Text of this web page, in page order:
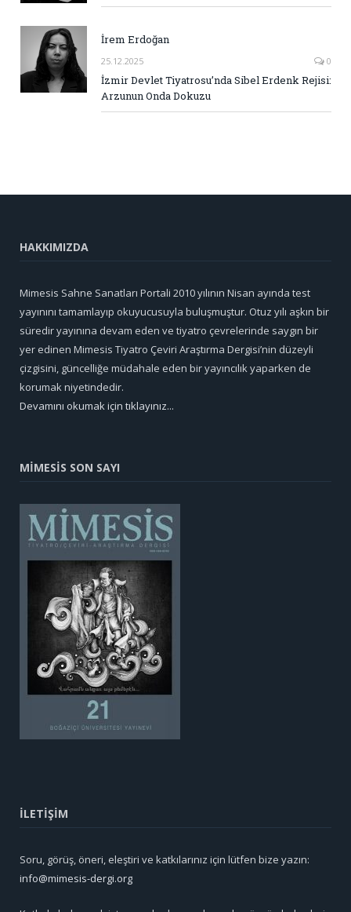
İrem Erdoğan
25.12.2025 0
İzmir Devlet Tiyatrosu’nda Sibel Erdenk Rejisi:
Arzunun Onda Dokuzu
HAKKIMIZDA
Mimesis Sahne Sanatları Portali 2010 yılının Nisan ayında test
yayınını tamamlayıp okuyucusuyla buluşmuştur. Otuz yılı aşkın bir
süredir yayınına devam eden ve tiyatro çevrelerinde saygın bir
yer edinen Mimesis Tiyatro Çeviri Araştırma Dergisi’nin düzeyli
çizgisini, güncelliğe müdahale eden bir yayıncılık yaparken de
korumak niyetindedir.
Devamını okumak için tıklayınız...
MİMESİS SON SAYI
İLETİŞİM
Soru, görüş, öneri, eleştiri ve katkılarınız için lütfen bize yazın:
info@mimesis-dergi.org